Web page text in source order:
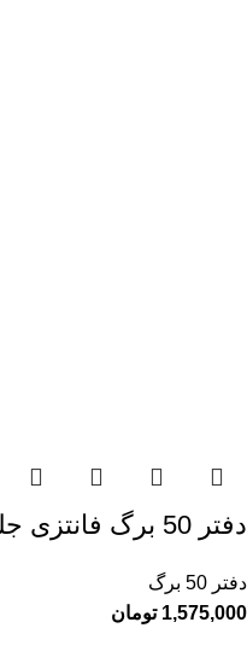
دفتر 50 برگ فانتزی جلد طلقی طرح دار
دفتر 50 برگ
1,575,000 تومان